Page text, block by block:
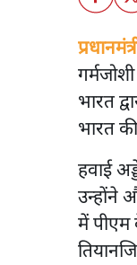
भारत
भारत
हवाई
उन्होंने
में पीएम